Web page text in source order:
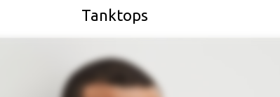
Tanktops